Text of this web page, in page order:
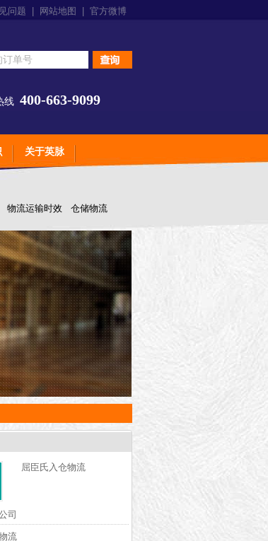
问题 网站地图 官方微博
线 400-663-9099
关于英脉
物流运输时效 仓储物流
屈臣氏入仓物流
司
流